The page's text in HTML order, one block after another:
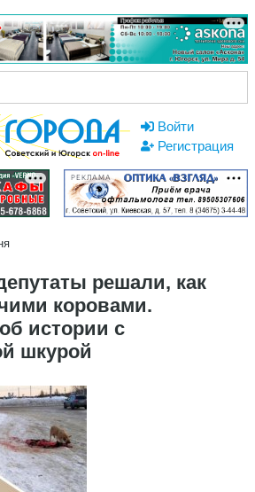
Войти
Регистрация
РЕКЛАМА
решали, как
коровами.
истории с
шкурой